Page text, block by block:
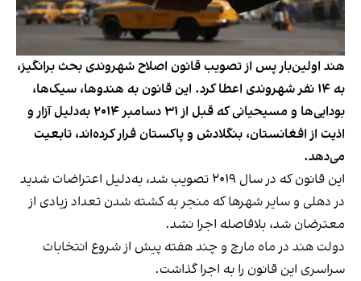
هند اولین‌بار پس از تصویب قانون اصلاح شهروندی بحث برانگیز،
به ۱۴ نفر شهروندی اعطا کرد. این قانون به هندوها، سیک‌ها،
بودایی‌ها و مسیحیانی که قبل از ۳۱ دسامبر ۲۰۱۴ به‌دلیل آزار و
اذیت از افغانستان، بنگلادش و پاکستان فرار کرده‌اند، تابعیت
می‌دهد.
این قانون که در سال ۲۰۱۹ تصویب شد، به‌دلیل اعتراضات شدید
در دهلی و سایر شهرها که منجر به کشته شدن تعداد زیادی از
معترضان شد، بلافاصله اجرا نشد.
دولت هند در ماه مارچ و چند هفته پیش از شروع انتخابات
سراسری این قانون را به اجرا گذاشت.